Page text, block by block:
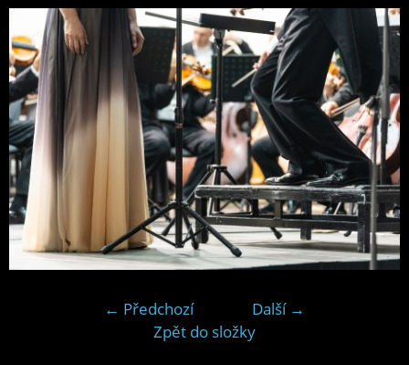
← Předchozí
Další →
Zpět do složky